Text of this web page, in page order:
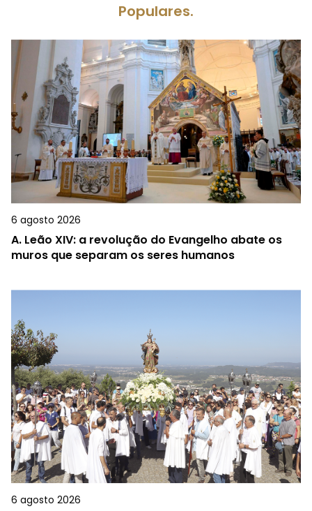
Populares.
6 agosto 2026
A. Leão XIV: a revolução do Evangelho abate os
muros que separam os seres humanos
6 agosto 2026